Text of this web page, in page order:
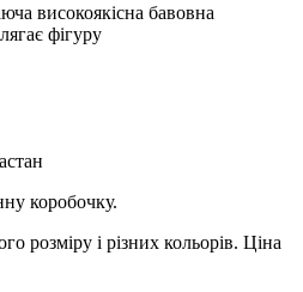
високоякісна бавовна
фігуру
коробочку.
розміру і різних кольорів. Ціна